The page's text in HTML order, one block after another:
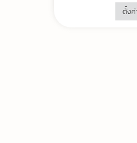
ตั้งค่